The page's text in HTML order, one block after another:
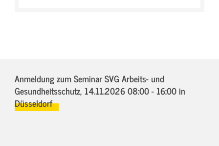
Anmeldung zum Seminar SVG Arbeits- und
Gesundheitsschutz, 14.11.2026 08:00 - 16:00in
Düsseldorf